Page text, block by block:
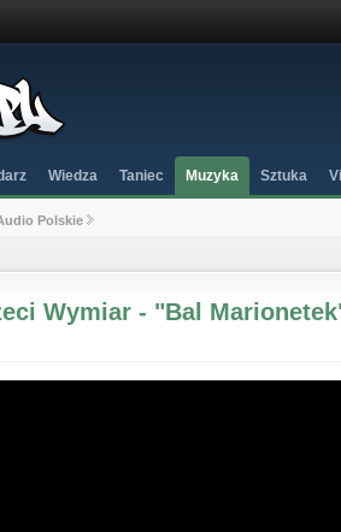
Wiedza Taniec Muzyka Sztuka
Polskie
Wymiar - "Bal